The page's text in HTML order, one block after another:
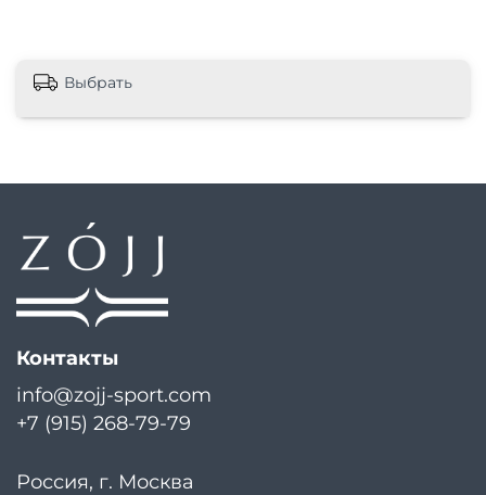
Выбрать
Контакты
info@zojj-sport.com
+7 (915) 268-79-79
Россия, г. Москва